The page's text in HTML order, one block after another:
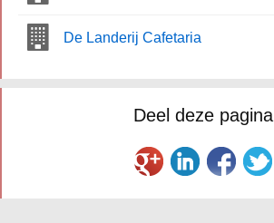
De Landerij Cafetaria
Deel deze pagina